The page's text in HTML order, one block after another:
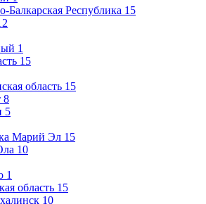
Балкарская Республика 15
1
15
область 15
8
5
Марий Эл 15
10
1
область 15
10